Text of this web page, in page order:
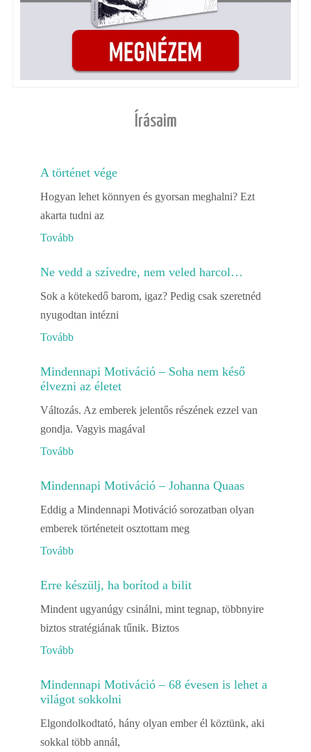
Írásaim
A történet vége
Hogyan lehet könnyen és gyorsan meghalni? Ezt
akarta tudni az
Tovább
Ne vedd a szívedre, nem veled harcol…
Sok a kötekedő barom, igaz? Pedig csak szeretnéd
nyugodtan intézni
Tovább
Mindennapi Motiváció – Soha nem késő
élvezni az életet
Változás. Az emberek jelentős részének ezzel van
gondja. Vagyis magával
Tovább
Mindennapi Motiváció – Johanna Quaas
Eddig a Mindennapi Motiváció sorozatban olyan
emberek történeteit osztottam meg
Tovább
Erre készülj, ha borítod a bilit
Mindent ugyanúgy csinálni, mint tegnap, többnyire
biztos stratégiának tűnik. Biztos
Tovább
Mindennapi Motiváció – 68 évesen is lehet a
világot sokkolni
Elgondolkodtató, hány olyan ember él köztünk, aki
sokkal több annál,